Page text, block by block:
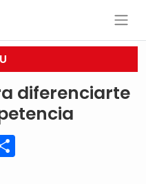
diferenciarte